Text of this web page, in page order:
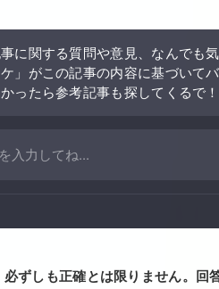
に関する質問や意見、なんでも
」がこの記事の内容に基づいて
ったら参考記事も探してくるで
ずしも正確とは限りません。回